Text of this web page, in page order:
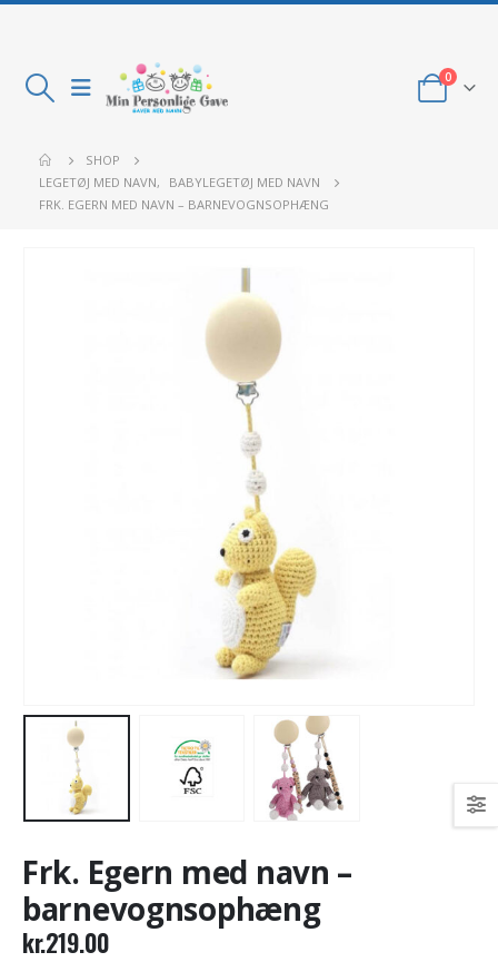
0
SHOP
LEGETØJ MED NAVN,
BABYLEGETØJ MED NAVN
FRK. EGERN MED NAVN – BARNEVOGNSOPHÆNG
Frk. Egern med navn –
barnevognsophæng
kr.219.00